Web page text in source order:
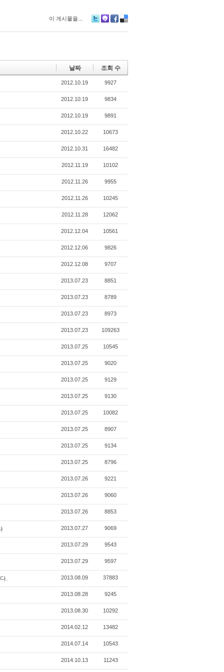
이 게시물을...
날짜 조회 수
2012.10.19 9927
2012.10.19 9834
2012.10.19 9891
2012.10.22 10673
2012.10.31 16482
2012.11.19 10102
2012.11.26 9955
2012.11.26 10245
2012.11.28 12062
2012.12.04 10561
2012.12.06 9826
2012.12.08 9707
2013.07.23 8851
2013.07.23 8789
2013.07.23 8973
2013.07.23 109263
2013.07.25 10545
2013.07.25 9020
2013.07.25 9129
2013.07.25 9130
2013.07.25 10082
2013.07.25 8907
2013.07.25 9134
2013.07.25 8796
2013.07.26 9221
2013.07.26 9060
2013.07.26 8853
2013.07.27 9069
2013.07.29 9543
2013.07.29 9597
. 2013.08.09 37883
2013.08.28 9245
2013.08.30 10292
2014.02.12 13482
2014.07.14 10543
2014.10.13 11243